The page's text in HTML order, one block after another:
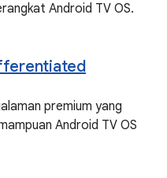
Android TV OS.
premium yang
Android TV OS